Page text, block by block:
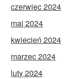
czerwiec 2024
maj 2024
kwiecień 2024
marzec 2024
luty 2024